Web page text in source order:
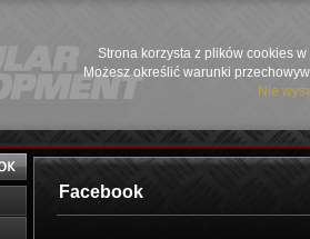
Strona korzysta z plików cookies
Możesz określić warunki
Nie
Facebook